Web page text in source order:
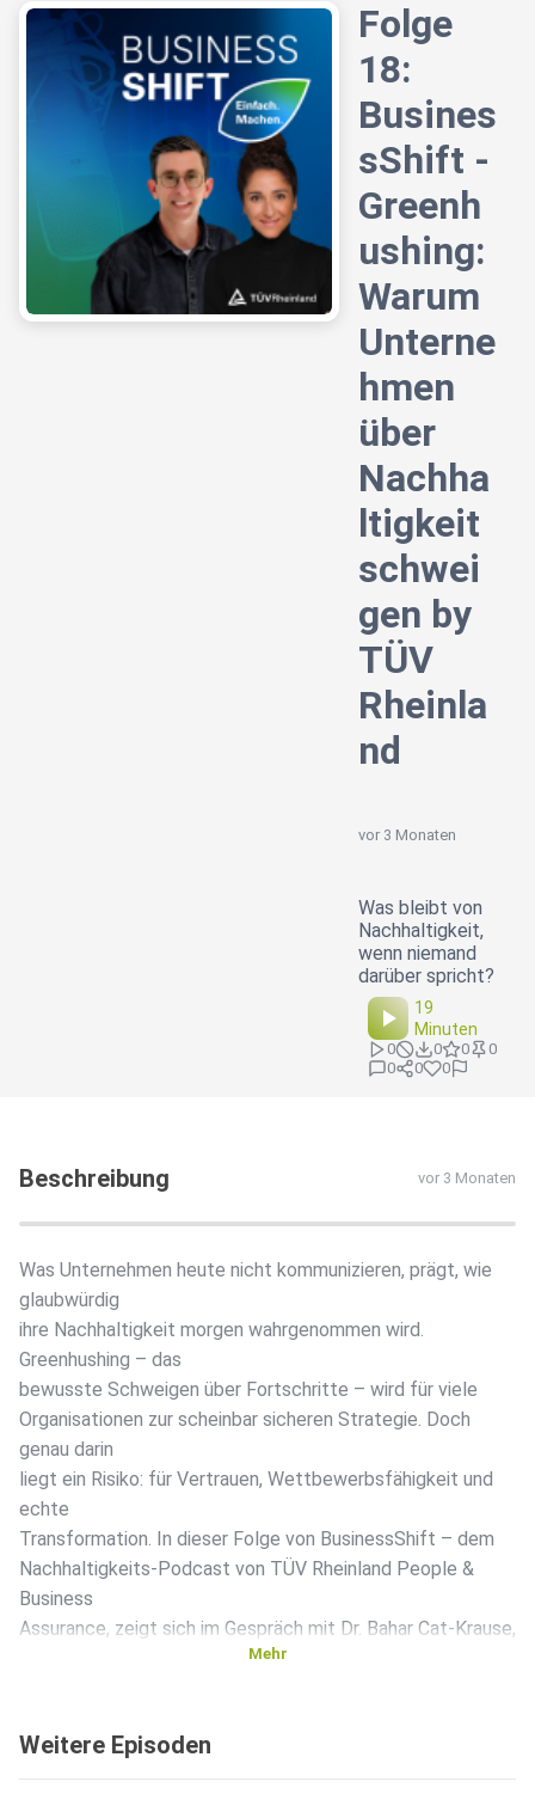
Folge
18:
Busines
sShift -
Greenh
ushing:
Warum
Unterne
hmen
über
Nachha
ltigkeit
schwei
gen by
TÜV
Rheinla
nd
vor 3 Monaten
Was bleibt von
Nachhaltigkeit,
wenn niemand
darüber spricht?
19
Minuten
0 0 0
0
0
0 0
Beschreibung vor 3 Monaten
Was Unternehmen heute nicht kommunizieren, prägt, wie
glaubwürdig
ihre Nachhaltigkeit morgen wahrgenommen wird.
Greenhushing – das
bewusste Schweigen über Fortschritte – wird für viele
Organisationen zur scheinbar sicheren Strategie. Doch
genau darin
liegt ein Risiko: für Vertrauen, Wettbewerbsfähigkeit und
echte
Transformation. In dieser Folge von BusinessShift – dem
Nachhaltigkeits-Podcast von TÜV Rheinland People &
Business
Assurance, zeigt sich im Gespräch mit Dr. Bahar Cat-Krause,
Hebel – und weshalb Unternehmen gerade dann sprechen
Mehr
Weitere Episoden